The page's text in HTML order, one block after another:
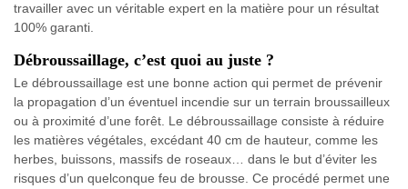
travailler avec un véritable expert en la matière pour un résultat
100% garanti.
Débroussaillage, c’est quoi au juste ?
Le débroussaillage est une bonne action qui permet de prévenir
la propagation d’un éventuel incendie sur un terrain broussailleux
ou à proximité d’une forêt. Le débroussaillage consiste à réduire
les matières végétales, excédant 40 cm de hauteur, comme les
herbes, buissons, massifs de roseaux… dans le but d’éviter les
risques d’un quelconque feu de brousse. Ce procédé permet une